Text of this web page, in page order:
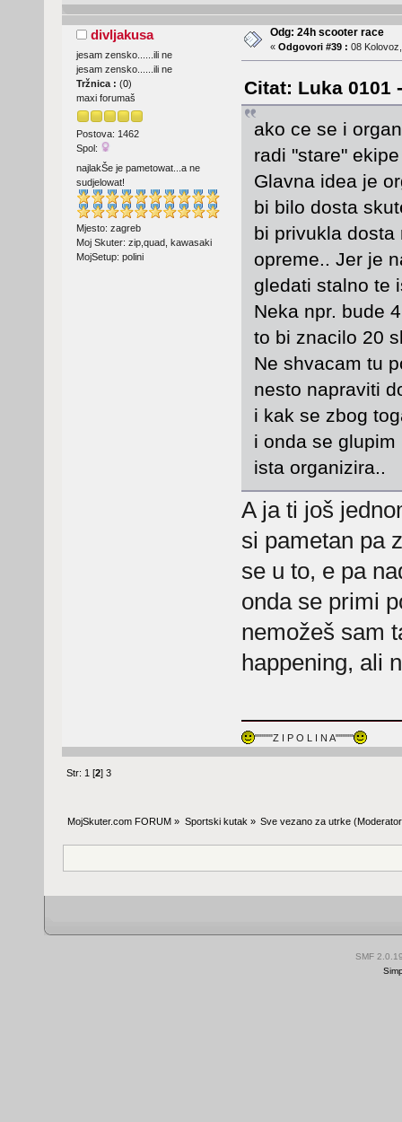
divljakusa
jesam zensko......ili ne
jesam zensko......ili ne
Tržnica : (0)
maxi forumaš
Postova: 1462
Spol:
najlakŠe je pametowat...a ne
sudjelowat!
Mjesto: zagreb
Moj Skuter: zip,quad, kawasaki
MojSetup: polini
Odg: 24h scooter race
« Odgovori #39 : 08
Citat: Luka 0101
ako ce se i
radi "stare"
Glavna idea je
bi bilo dosta
bi privukla dosta
opreme.. Jer je
gledati stalno te
Neka npr. bude
to bi znacilo 20
Ne shvacam tu
nesto napraviti
i kak se zbog
i onda se
ista organizira..
A ja ti još
si pametan pa
se u to, e pa
onda se primi
nemožeš sam
happening, ali
"""""Z I P O L I N A"""""
Str: 1 [2]3
MojSkuter.com FORUM » Sportski kutak » Sve vezano za utrke
SMF